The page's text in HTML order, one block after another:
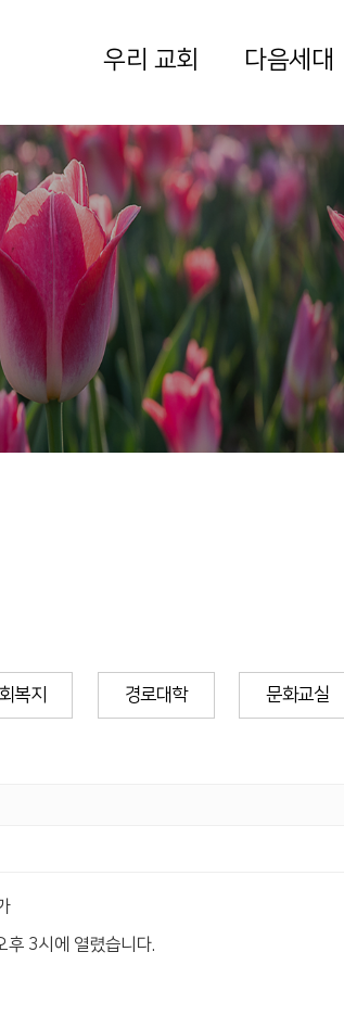
우리 교회 다음세대
복지 경로대학 문화교실
3시에 열렸습니다.